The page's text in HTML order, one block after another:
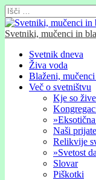
Išči:
Svetniki, mučenci in
Glavni
meni
Skip
content
Svetnik dneva
Živa voda
Blaženi,
Več o svetništvu
Kje so
Naši
Relikvije
»Svetost
Slovar
Piškotki